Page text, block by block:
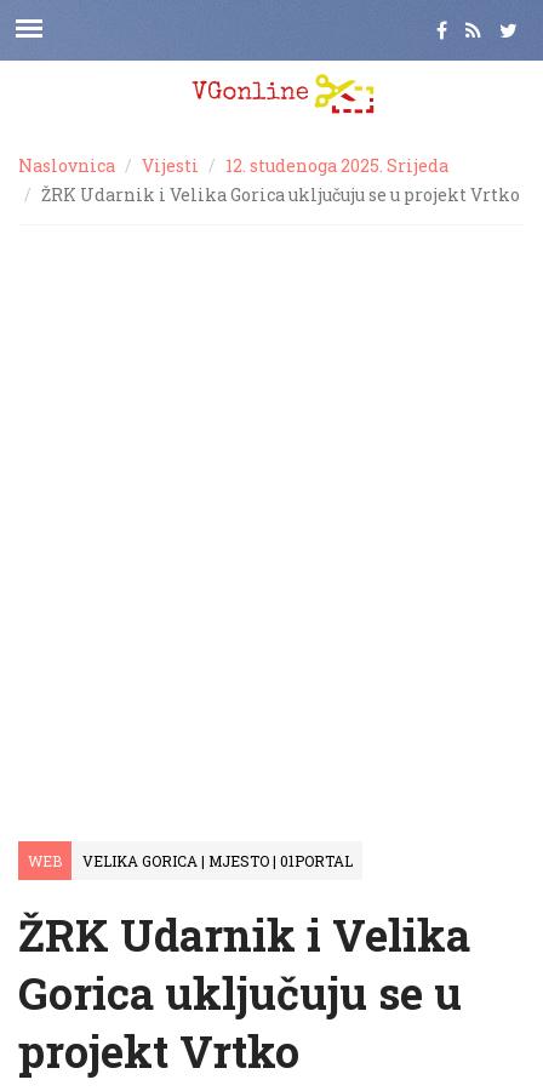
Naslovnica Vijesti
12. studenoga 2025. Srijeda
ŽRK Udarnik i Velika Gorica uključuju se u projekt Vrtko
WEB VELIKA GORICA | MJESTO | 01PORTAL
ŽRK Udarnik i Velika
Gorica uključuju se u
projekt Vrtko